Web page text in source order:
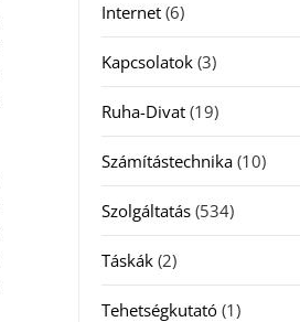
Internet(6)
Kapcsolatok(3)
Ruha-Divat(19)
Számítástechnika(10)
Szolgáltatás(534)
Táskák(2)
Tehetségkutató(1)